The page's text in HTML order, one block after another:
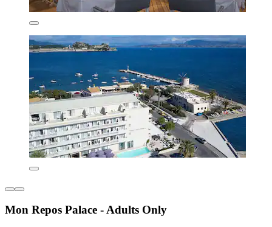
Mon Repos Palace - Adults Only